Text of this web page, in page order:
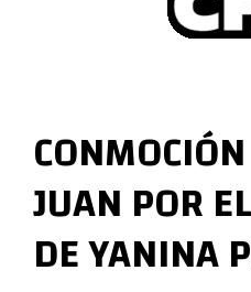
M
e
c
h
a
JUAN POR
DE YANINA